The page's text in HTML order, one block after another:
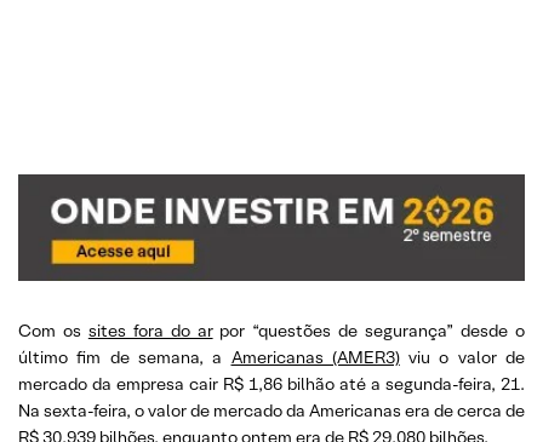
Com os sites fora do arpor “questões de segurança” desde o
último fim de semana, a Americanas (AMER3)viu o valor de
mercado da empresa cair R$ 1,86 bilhão até a segunda-feira, 21.
Na sexta-feira, o valor de mercado da Americanas era de cerca de
R$ 30,939 bilhões, enquanto ontem era de R$ 29,080 bilhões.